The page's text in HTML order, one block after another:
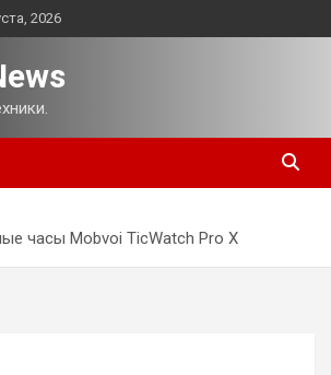
2026
часы Mobvoi TicWatch Pro X